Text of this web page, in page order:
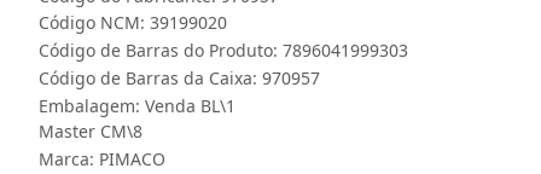
Código NCM: 39199020
Código de Barras do Produto: 7896041999303
Código de Barras da Caixa: 970957
Embalagem: Venda BL\1
Master CM\8
Marca: PIMACO